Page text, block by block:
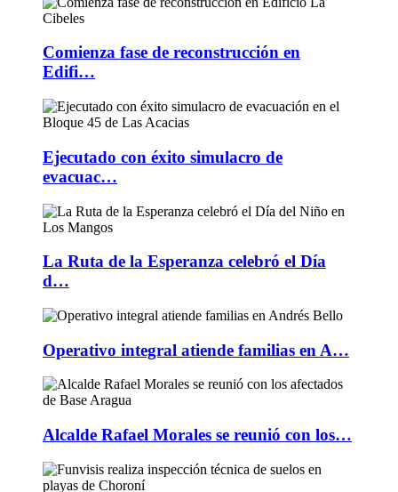
Comienza fase de reconstrucción en
Edifi…
Ejecutado con éxito simulacro de
evacuac…
La Ruta de la Esperanza celebró el Día
d…
Operativo integral atiende familias en A…
Alcalde Rafael Morales se reunió con los…